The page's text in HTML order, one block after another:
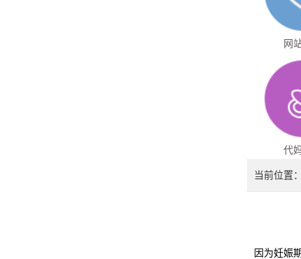
网
代
当前位置：
因为妊娠